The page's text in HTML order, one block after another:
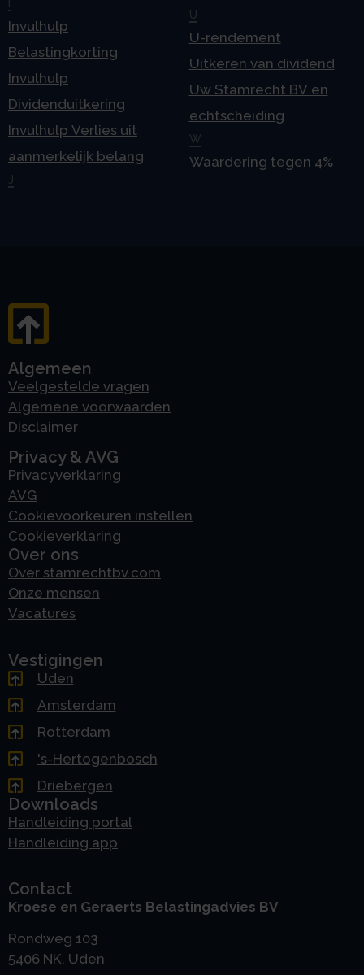
Invulhulp
Belastingkorting
Invulhulp
Dividenduitkering
Invulhulp Verlies uit
aanmerkelijk belang
U
U-rendement
Uitkeren van dividend
Uw Stamrecht BV en
echtscheiding
W
Waardering tegen 4%
Algemeen
Veelgestelde vragen
Algemene voorwaarden
Disclaimer
Privacy & AVG
Privacyverklaring
AVG
Cookievoorkeuren instellen
Cookieverklaring
Over ons
Over stamrechtbv.com
Onze mensen
Vacatures
Vestigingen
Uden
Amsterdam
Rotterdam
's-Hertogenbosch
Driebergen
Downloads
Handleiding portal
Handleiding app
Contact
Kroese en Geraerts Belastingadvies BV
Rondweg 103
5406 NK, Uden